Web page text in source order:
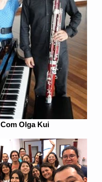
Com Olga Kui